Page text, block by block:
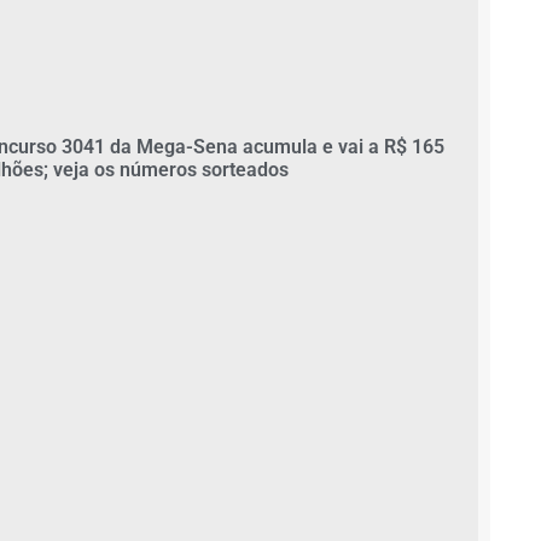
3041 da Mega-Sena acumula e vai a R$ 165
veja os números sorteados